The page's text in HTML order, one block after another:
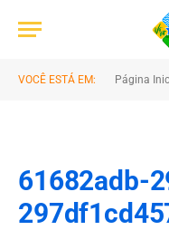
VOCÊ ESTÁ EM: Página
61682adb-